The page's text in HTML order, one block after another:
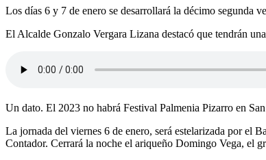
Los días 6 y 7 de enero se desarrollará la décimo segunda
El Alcalde Gonzalo Vergara Lizana destacó que tendrán
Un dato. El 2023 no habrá Festival Palmenia Pizarro en
La jornada del viernes 6 de enero, será estelarizada por el
Contador. Cerrará la noche el ariqueño Domingo Vega, el